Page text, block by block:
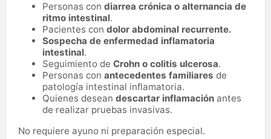
Personas con diarrea crónica o alternancia de
ritmo intestinal.
Pacientes con dolor abdominal recurrente.
Sospecha de enfermedad inflamatoria
intestinal.
Seguimiento de Crohn o colitis ulcerosa.
Personas con antecedentes familiares de
patología intestinal inflamatoria.
Quienes desean descartar inflamación antes
de realizar pruebas invasivas.
No requiere ayuno ni preparación especial.